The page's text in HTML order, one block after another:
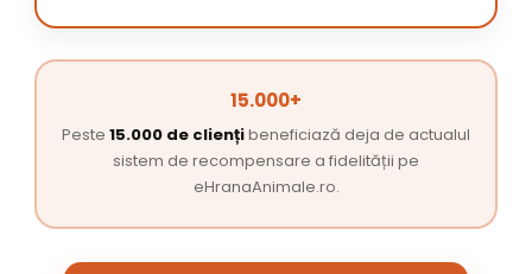
15.000+
Peste 15.000 de cliențibeneficiază deja de actualul
sistem de recompensare a fidelității pe
eHranaAnimale.ro.